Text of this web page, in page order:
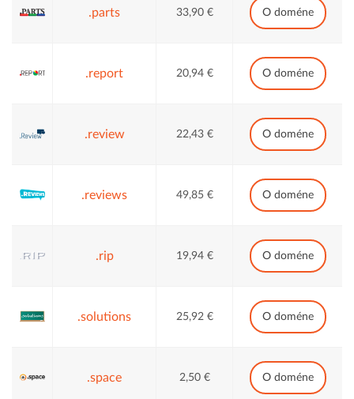
.parts 33,90 € O doméne
.report 20,94 € O doméne
.review 22,43 € O doméne
.reviews 49,85 € O doméne
.rip 19,94 € O doméne
.solutions 25,92 € O doméne
.space 2,50 € O doméne